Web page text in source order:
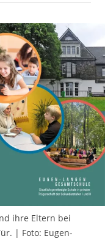
ihre Eltern bei
| Foto: Eugen-